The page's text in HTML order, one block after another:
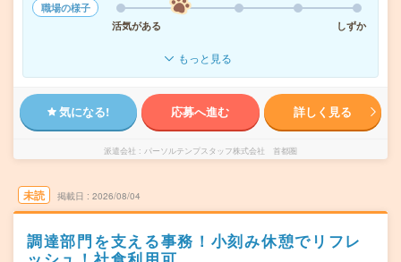
職場の様子
活気がある
しずか
もっと見る
気になる! 応募へ進む 詳しく見る
派遣会社 パーソルテンプスタッフ株式会社 首都圏
未読 掲載日 2026/08/04
調達部門を支える事務！小刻み休憩でリフレ